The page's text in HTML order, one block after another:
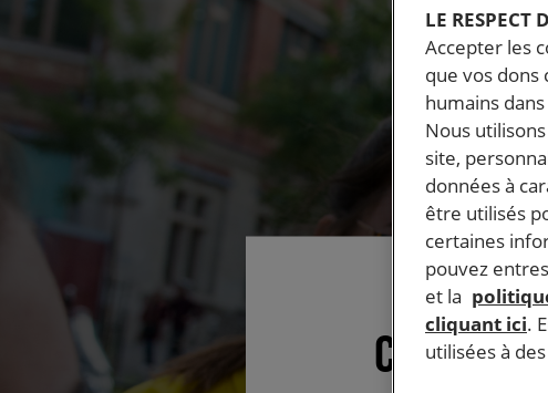
LE RESPECT
Accepter les
que vos
humains
Nous
site,
données à
être utilisés
certaines
pouvez
et la
cliquant ici.
utilisées à